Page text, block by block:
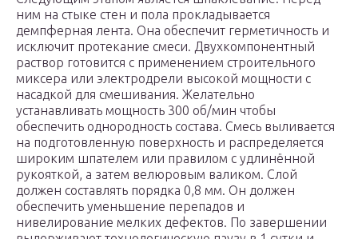
ним на стыке стен и пола прокладывается
демпферная лента. Она обеспечит герметичность и
исключит протекание смеси. Двухкомпонентный
раствор готовится с применением строительного
миксера или электродрели высокой мощности с
насадкой для смешивания. Желательно
устанавливать мощность 300 об/мин чтобы
обеспечить однородность состава. Смесь выливается
на подготовленную поверхность и распределяется
широким шпателем или правилом с удлинённой
рукояткой, а затем велюровым валиком. Слой
должен составлять порядка 0,8 мм. Он должен
обеспечить уменьшение перепадов и
нивелирование мелких дефектов. По завершении